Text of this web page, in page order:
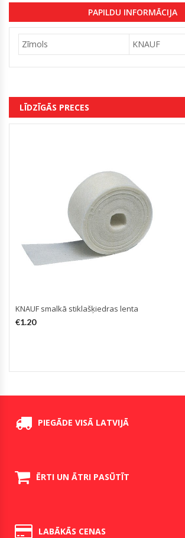
PAPILDU INFORMĀCIJA
Zīmols KNAUF
LĪDZĪGĀS PRECES
KNAUF smalkā stiklašķiedras lenta
€1.20
PIEGĀDE VISĀ LATVIJĀ
ĒRTI UN ĀTRI PASŪTĪT
LABĀKĀS CENAS